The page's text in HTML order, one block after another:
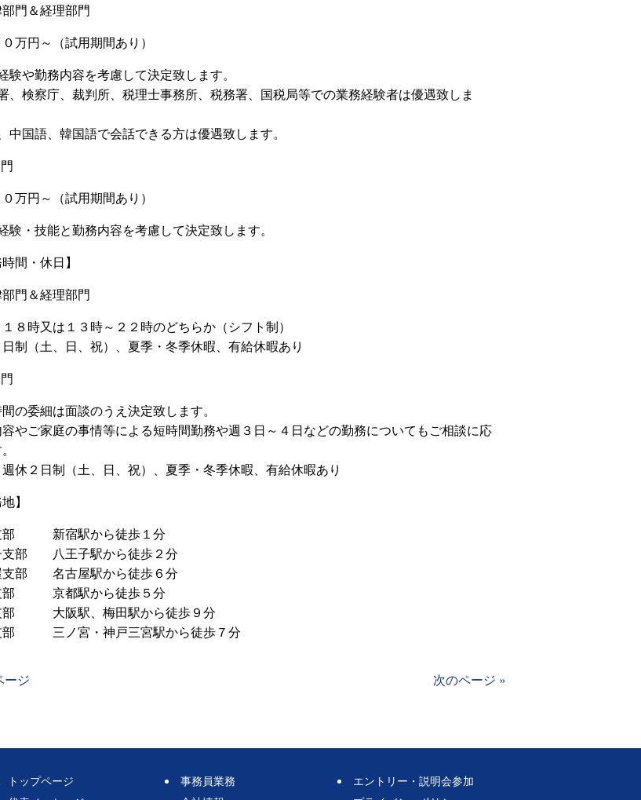
部門＆経理部門
万円～（試用期間あり）
験や勤務内容を考慮して決定致します。
、検察庁、裁判所、税理士事務所、税務署、国税局等での業務経験者は優遇致しま
中国語、韓国語で会話できる方は優遇致します。
万円～（試用期間あり）
験・技能と勤務内容を考慮して決定致します。
時間・休日】
部門＆経理部門
１８時又は１３時～２２時のどちらか（シフト制）
制（土、日、祝）、夏季・冬季休暇、有給休暇あり
の委細は面談のうえ決定致します。
やご家庭の事情等による短時間勤務や週３日～４日などの勤務についてもご相談に応
休２日制（土、日、祝）、夏季・冬季休暇、有給休暇あり
】
部 新宿駅から徒歩１分
支部 八王子駅から徒歩２分
支部 名古屋駅から徒歩６分
部 京都駅から徒歩５分
部 大阪駅、梅田駅から徒歩９分
部 三ノ宮・神戸三宮駅から徒歩７分
ージ 次のページ »
トップページ
事務員業務
エントリー・説明会参加